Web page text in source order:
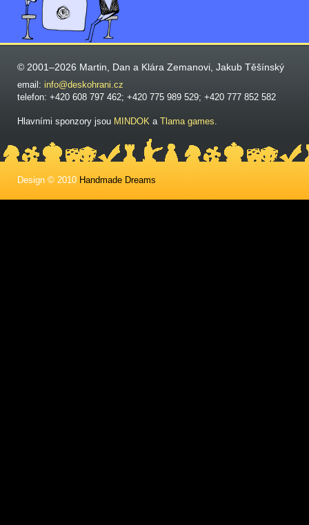
© 2001–2026 Martin, Dan a Klára Zemanovi, Jakub Těšínský
email: info@deskohrani.cz
telefon: +420 608 797 462; +420 775 989 529; +420 777 852 582
Hlavními sponzory jsou MINDOK a Tlama games.
Design © 2010 Handmade Dreams